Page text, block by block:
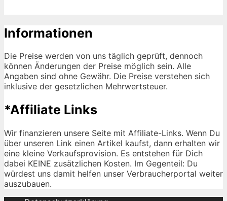
Informationen
Die Preise werden von uns täglich geprüft, dennoch
können Änderungen der Preise möglich sein. Alle
Angaben sind ohne Gewähr. Die Preise verstehen sich
inklusive der gesetzlichen Mehrwertsteuer.
*Affiliate Links
Wir finanzieren unsere Seite mit Affiliate-Links. Wenn Du
über unseren Link einen Artikel kaufst, dann erhalten wir
eine kleine Verkaufsprovision. Es entstehen für Dich
dabei KEINE zusätzlichen Kosten. Im Gegenteil: Du
würdest uns damit helfen unser Verbraucherportal weiter
auszubauen.